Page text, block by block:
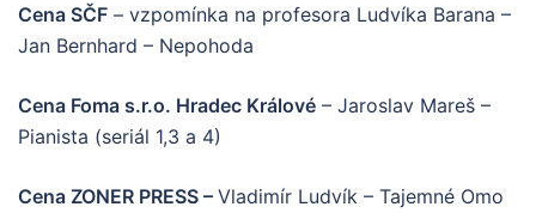
Cena SČF – vzpomínka na profesora Ludvíka Barana –
Jan Bernhard – Nepohoda
Cena Foma s.r.o. Hradec Králové – Jaroslav Mareš –
Pianista (seriál 1,3 a 4)
Cena ZONER PRESS – Vladimír Ludvík – Tajemné Omo